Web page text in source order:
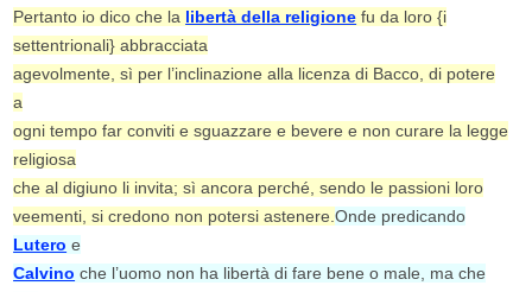
Pertanto io dico che la libertà della religione fu da loro {i
settentrionali} abbracciata
agevolmente, sì per l’inclinazione alla licenza di Bacco, di potere
a
ogni tempo far conviti e sguazzare e bevere e non curare la legge
religiosa
che al digiuno li invita; sì ancora perché, sendo le passioni loro
veementi, si credono non potersi astenere.Onde predicando
Lutero e
Calvino che l’uomo non ha libertà di fare bene o male, ma che